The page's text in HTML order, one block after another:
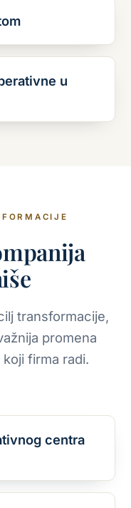
u
transformacije,
promena
firma radi.
centra